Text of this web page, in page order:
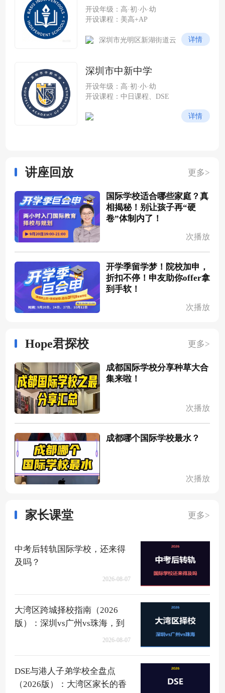
开设年级：高·初·小·幼
开设课程：美高+AP
深圳校区）
详情
深圳市中新中学
开设年级：高·初·小·幼
开设课程：中日课程、DSE
详情
讲座回放 更多>
国际学校适合哪些家庭？真
相揭秘！别让孩子再“硬
卷”体制内了！
次播放
开学季留学梦！院校加申，
折扣不停！申友助你offer拿
到手软！
次播放
Hope君探校 更多>
成都国际学校分享种草大合
集来啦！
次播放
成都哪个国际学校最水？
次播放
家长课堂 更多>
中考后转轨国际学校，还来得
及吗？
2026-08-07
大湾区跨城择校指南（2026
版）：深圳vs广州vs珠海，到
2026-08-07
DSE与港人子弟学校全盘点
（2026版）：大湾区家长的香